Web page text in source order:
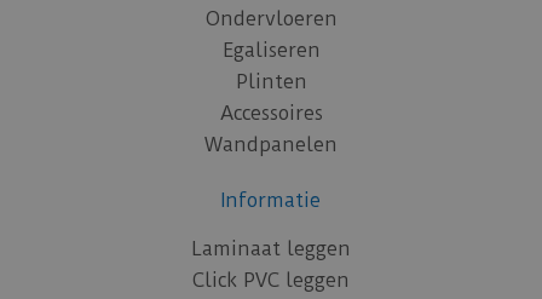
Ondervloeren
Egaliseren
Plinten
Accessoires
Wandpanelen
Informatie
Laminaat leggen
Click PVC leggen